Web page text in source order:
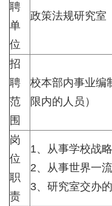
聘
单
位
政策法规研究室
招
聘
范
围
校本部内事业编
限内的人员）
岗
位
职
责
1、从事学校战
2、从事世界一
3、研究室交办